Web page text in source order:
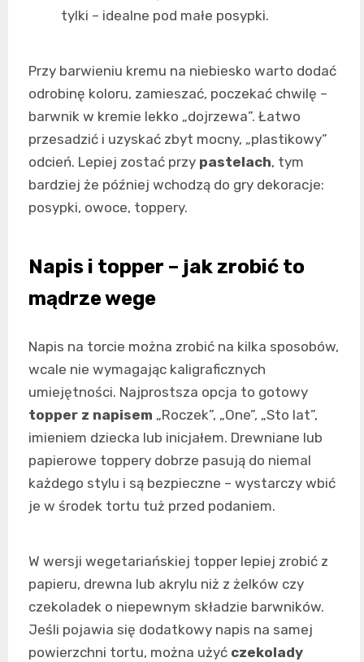
tylki – idealne pod małe posypki.
Przy barwieniu kremu na niebiesko warto dodać
odrobinę koloru, zamieszać, poczekać chwilę –
barwnik w kremie lekko „dojrzewa”. Łatwo
przesadzić i uzyskać zbyt mocny, „plastikowy”
odcień. Lepiej zostać przy pastelach, tym
bardziej że później wchodzą do gry dekoracje:
posypki, owoce, toppery.
Napis i topper – jak zrobić to
mądrze wege
Napis na torcie można zrobić na kilka sposobów,
wcale nie wymagając kaligraficznych
umiejętności. Najprostsza opcja to gotowy
topper z napisem „Roczek”, „One”, „Sto lat”,
imieniem dziecka lub inicjałem. Drewniane lub
papierowe toppery dobrze pasują do niemal
każdego stylu i są bezpieczne – wystarczy wbić
je w środek tortu tuż przed podaniem.
W wersji wegetariańskiej topper lepiej zrobić z
papieru, drewna lub akrylu niż z żelków czy
czekoladek o niepewnym składzie barwników.
Jeśli pojawia się dodatkowy napis na samej
powierzchni tortu, można użyć czekolady